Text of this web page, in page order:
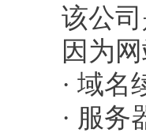
该公司
因为网站
· 域名
· 服务